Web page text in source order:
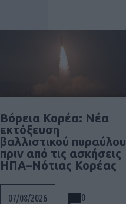
Βόρεια Κορέα: Νέα
εκτόξευση
βαλλιστικού πυραύλου
πριν από τις ασκήσεις
ΗΠΑ–Νότιας Κορέας
07/08/2026 0